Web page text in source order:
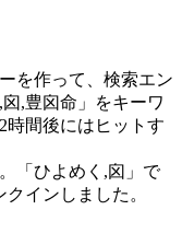
を作って、検索エン
,豊囟命」をキーワ
時間後にはヒットす
「ひよめく,囟」で
インしました。